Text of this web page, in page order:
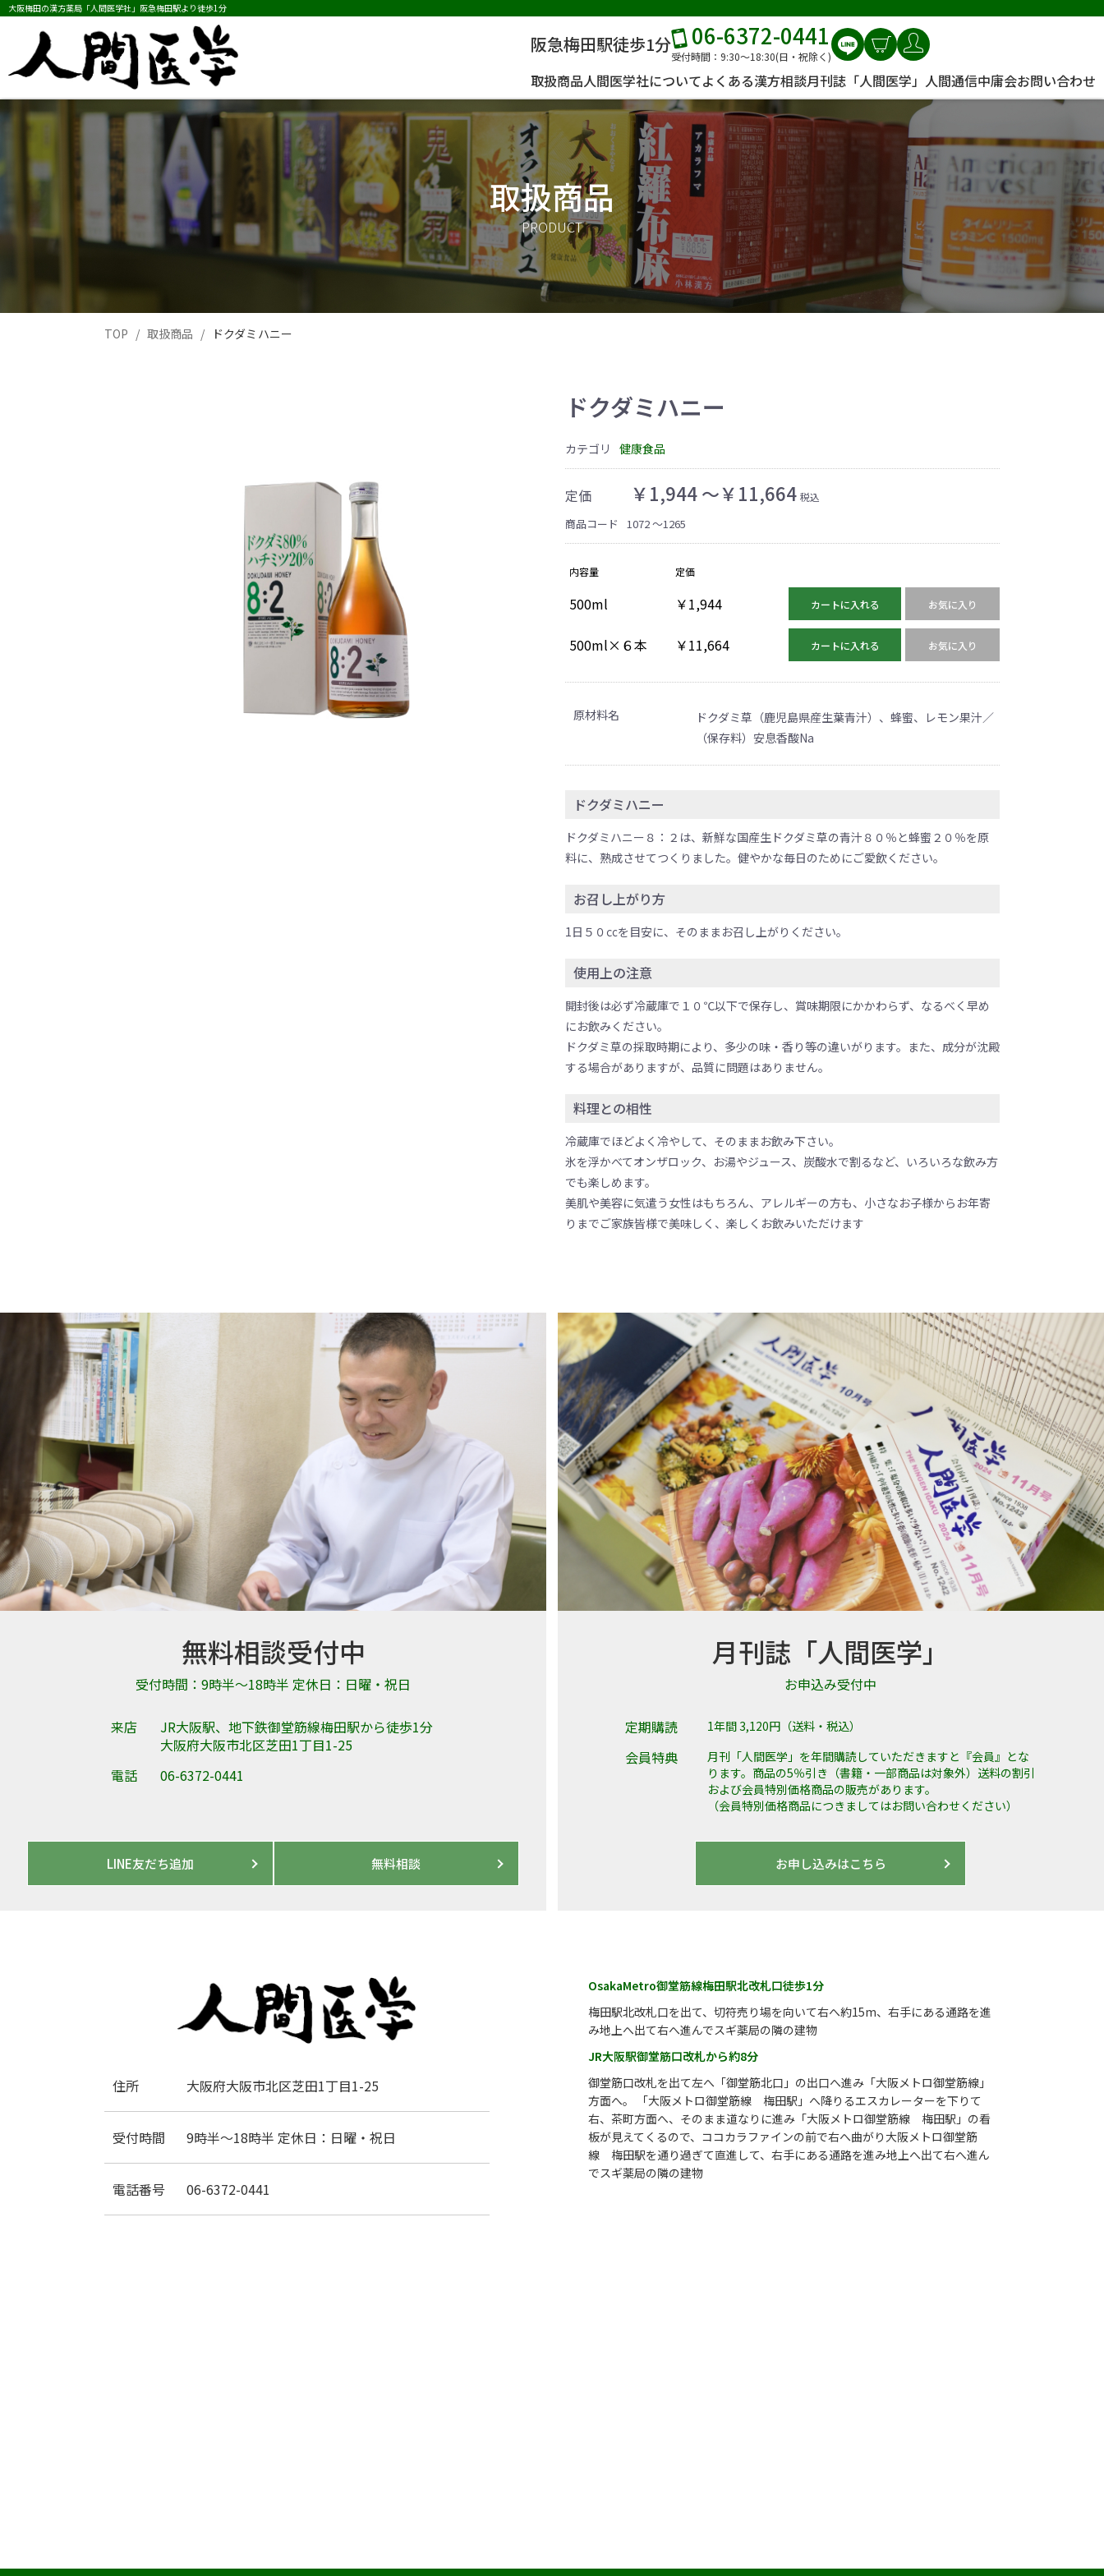
大阪梅田の漢方薬局「人間医学社」阪急梅田駅より徒歩1分
阪急梅田駅徒歩1分 06-6372-0441
受付時間：9:30〜18:30(日・祝除く)
取扱商品人間医学社についてよくある漢方相談月刊誌「人間医学」 人間通信中庸会お問い合わせ
取扱商品
PRODUCT
TOP 取扱商品 ドクダミハニー
ドクダミハニー
カテゴリ 健康食品
定価 ￥1,944 〜￥11,664 税込
商品コード 1072 〜1265
内容量 定価
500ml ￥1,944 カートに入れる お気に入り
500ml×６本 ￥11,664 カートに入れる お気に入り
原材料名
ドクダミ草（鹿児島県産生葉青汁）、蜂蜜、レモン果汁／
（保存料）安息香酸Na
ドクダミハニー
ドクダミハニー８：２は、新鮮な国産生ドクダミ草の青汁８０％と蜂蜜２０％を原
料に、熟成させてつくりました。健やかな毎日のためにご愛飲ください。
お召し上がり方
1日５０㏄を目安に、そのままお召し上がりください。
使用上の注意
開封後は必ず冷蔵庫で１０℃以下で保存し、賞味期限にかかわらず、なるべく早め
にお飲みください。
ドクダミ草の採取時期により、多少の味・香り等の違いがります。また、成分が沈殿
する場合がありますが、品質に問題はありません。
料理との相性
冷蔵庫でほどよく冷やして、そのままお飲み下さい。
氷を浮かべてオンザロック、お湯やジュース、炭酸水で割るなど、いろいろな飲み方
でも楽しめます。
美肌や美容に気遣う女性はもちろん、アレルギーの方も、小さなお子様からお年寄
りまでご家族皆様で美味しく、楽しくお飲みいただけます
無料相談受付中
受付時間：9時半～18時半 定休日：日曜・祝日
来店
JR大阪駅、地下鉄御堂筋線梅田駅から徒歩1分
大阪府大阪市北区芝田1丁目1-25
電話
06-6372-0441
LINE友だち追加 無料相談
月刊誌「人間医学」
お申込み受付中
定期購読 1年間 3,120円（送料・税込）
会員特典
月刊「人間医学」を年間購読していただきますと『会員』とな
ります。商品の5％引き（書籍・一部商品は対象外）送料の割引
および会員特別価格商品の販売があります。
（会員特別価格商品につきましてはお問い合わせください）
お申し込みはこちら
住所 大阪府大阪市北区芝田1丁目1-25
受付時間 9時半～18時半 定休日：日曜・祝日
電話番号 06-6372-0441
OsakaMetro御堂筋線梅田駅北改札口徒歩1分
梅田駅北改札口を出て、切符売り場を向いて右へ約15m、右手にある通路を進
み地上へ出て右へ進んでスギ薬局の隣の建物
JR大阪駅御堂筋口改札から約8分
御堂筋口改札を出て左へ「御堂筋北口」の出口へ進み「大阪メトロ御堂筋線」
方面へ。 「大阪メトロ御堂筋線 梅田駅」へ降りるエスカレーターを下りて
右、茶町方面へ、そのまま道なりに進み「大阪メトロ御堂筋線 梅田駅」の看
板が見えてくるので、ココカラファインの前で右へ曲がり大阪メトロ御堂筋
線 梅田駅を通り過ぎて直進して、右手にある通路を進み地上へ出て右へ進ん
でスギ薬局の隣の建物